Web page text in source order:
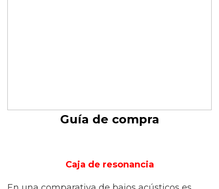
Guía de compra
Caja de resonancia